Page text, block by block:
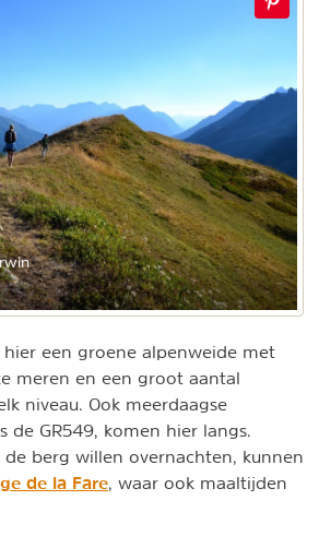
een groene alpenweide met
meren en een groot aantal
niveau. Ook meerdaagse
de GR549, komen hier langs.
de berg willen overnachten, kunnen
de la Fare, waar ook maaltijden